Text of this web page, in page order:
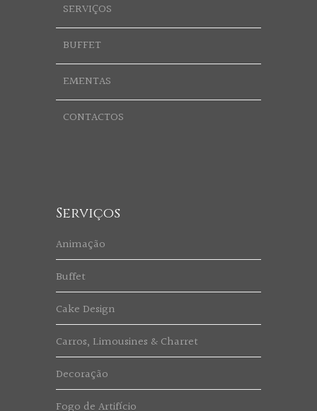
SERVIÇOS
BUFFET
EMENTAS
CONTACTOS
Serviços
Animação
Buffet
Cake Design
Carros, Limousines & Charret
Decoração
Fogo de Artifício